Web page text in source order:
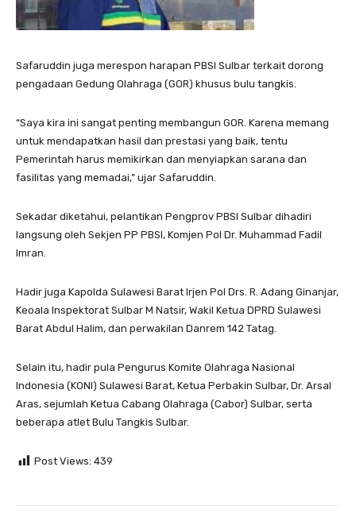
Safaruddin juga merespon harapan PBSI Sulbar terkait dorong
pengadaan Gedung Olahraga (GOR) khusus bulu tangkis.
“Saya kira ini sangat penting membangun GOR. Karena memang
untuk mendapatkan hasil dan prestasi yang baik, tentu
Pemerintah harus memikirkan dan menyiapkan sarana dan
fasilitas yang memadai,” ujar Safaruddin.
Sekadar diketahui, pelantikan Pengprov PBSI Sulbar dihadiri
langsung oleh Sekjen PP PBSI, Komjen Pol Dr. Muhammad Fadil
Imran.
Hadir juga Kapolda Sulawesi Barat Irjen Pol Drs. R. Adang Ginanjar,
Keoala Inspektorat Sulbar M Natsir, Wakil Ketua DPRD Sulawesi
Barat Abdul Halim, dan perwakilan Danrem 142 Tatag.
Selain itu, hadir pula Pengurus Komite Olahraga Nasional
Indonesia (KONI) Sulawesi Barat, Ketua Perbakin Sulbar, Dr. Arsal
Aras, sejumlah Ketua Cabang Olahraga (Cabor) Sulbar, serta
beberapa atlet Bulu Tangkis Sulbar.
Post Views: 439